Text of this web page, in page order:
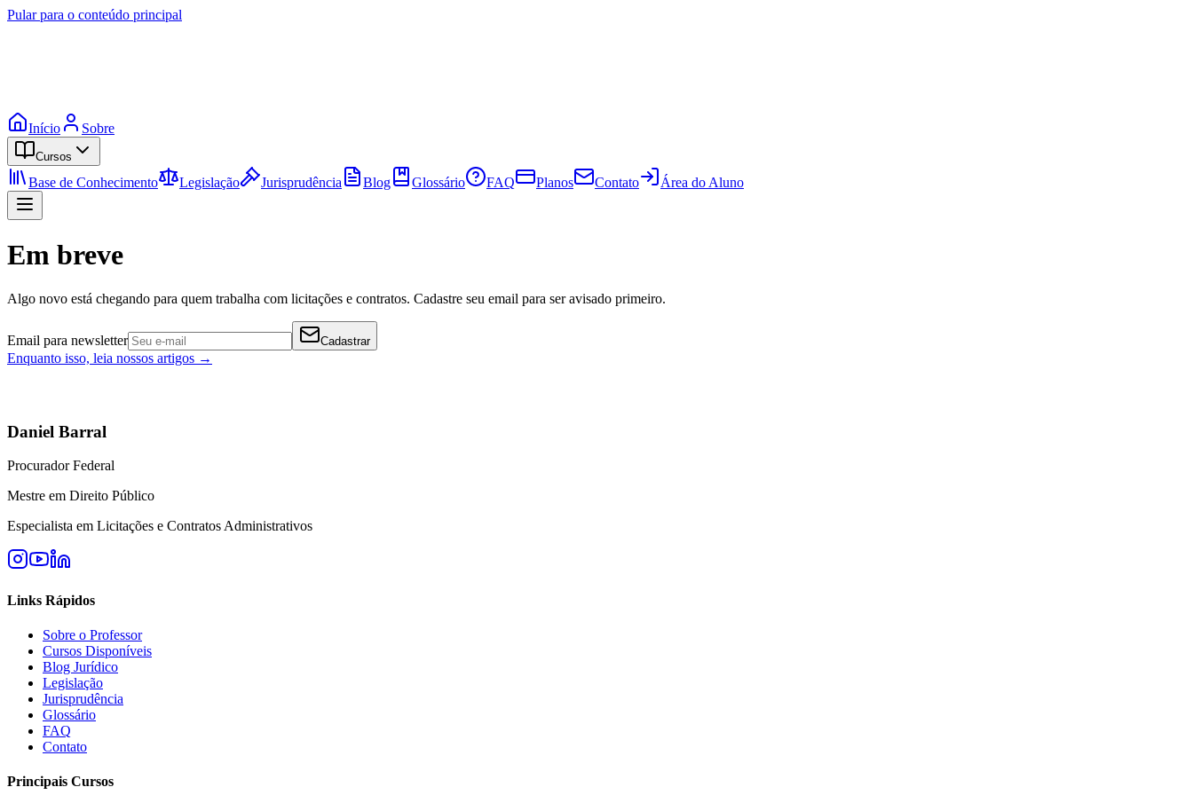
Pular para o conteúdo principal
Início Sobre
Cursos
Base de Conhecimento Legislação Jurisprudência Blog Glossário FAQ Planos Contato Área do Aluno
Em breve
Algo novo está chegando para quem trabalha com licitações e contratos. Cadastre seu email para ser avisado primeiro.
Email para newsletter Cadastrar
Enquanto isso, leia nossos artigos →
Daniel Barral
Procurador Federal
Mestre em Direito Público
Especialista em Licitações e Contratos Administrativos
Links Rápidos
Sobre o Professor
Cursos Disponíveis
Blog Jurídico
Legislação
Jurisprudência
Glossário
FAQ
Contato
Principais Cursos